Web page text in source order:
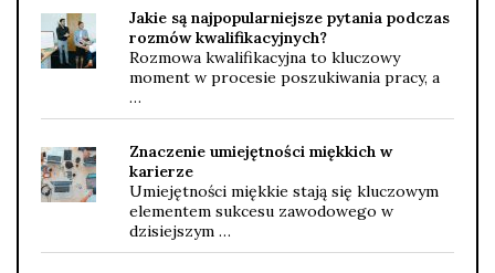
Jakie są najpopularniejsze pytania podczas
rozmów kwalifikacyjnych?
Rozmowa kwalifikacyjna to kluczowy
moment w procesie poszukiwania pracy, a
…
Znaczenie umiejętności miękkich w
karierze
Umiejętności miękkie stają się kluczowym
elementem sukcesu zawodowego w
dzisiejszym …